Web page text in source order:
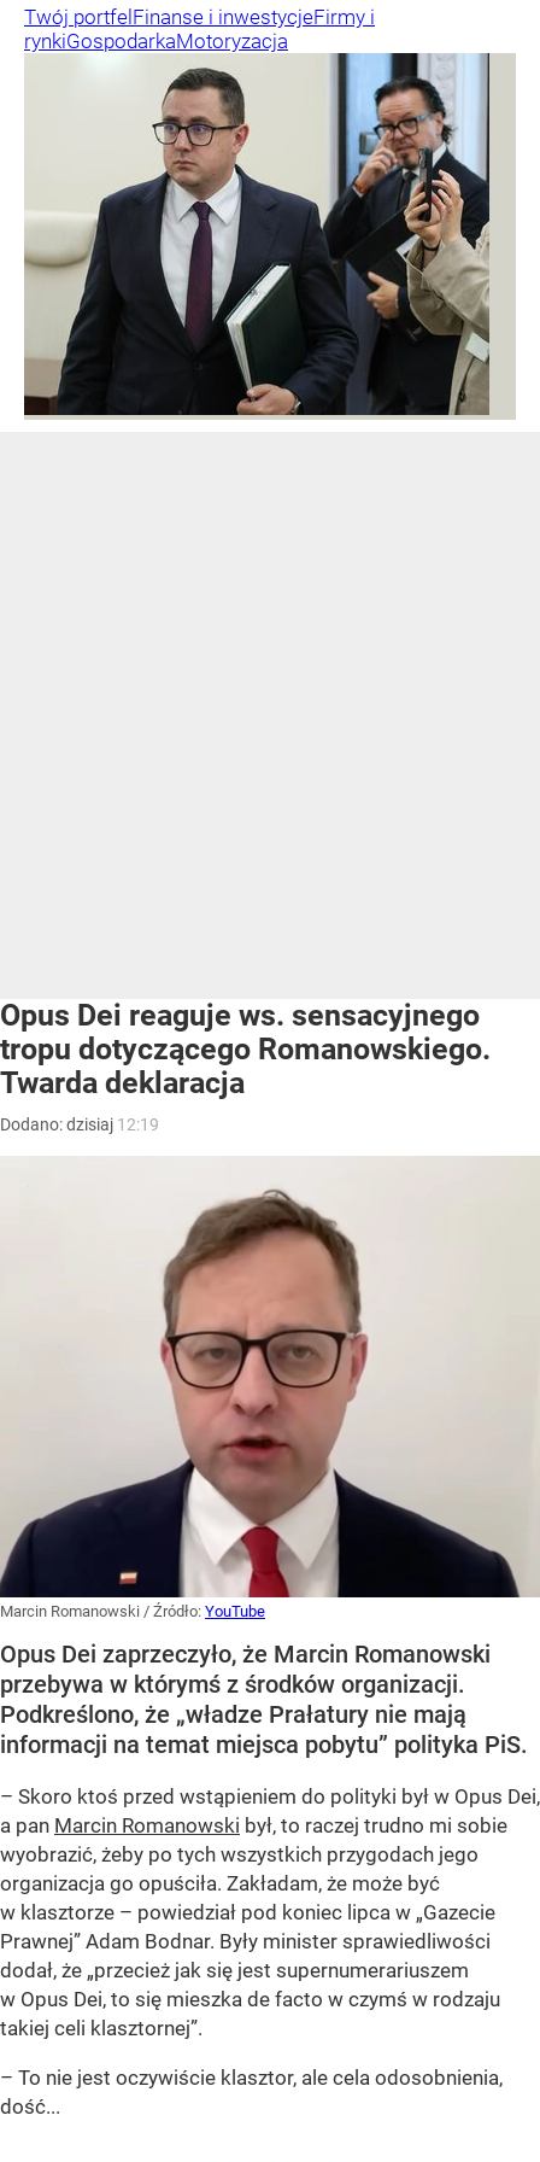
Twój portfel Finanse i inwestycjeFirmy i
rynkiGospodarkaMotoryzacja
Opus Dei reaguje ws. sensacyjnego
tropu dotyczącego Romanowskiego.
Twarda deklaracja
Dodano:dzisiaj 12:19
Marcin Romanowski / Źródło: YouTube
Opus Dei zaprzeczyło, że Marcin Romanowski
przebywa w którymś z środków organizacji.
Podkreślono, że „władze Prałatury nie mają
informacji na temat miejsca pobytu” polityka PiS.
– Skoro ktoś przed wstąpieniem do polityki był w Opus Dei,
a pan Marcin Romanowski był, to raczej trudno mi sobie
wyobrazić, żeby po tych wszystkich przygodach jego
organizacja go opuściła. Zakładam, że może być
w klasztorze – powiedział pod koniec lipca w „Gazecie
Prawnej” Adam Bodnar. Były minister sprawiedliwości
dodał, że „przecież jak się jest supernumerariuszem
w Opus Dei, to się mieszka de facto w czymś w rodzaju
takiej celi klasztornej”.
– To nie jest oczywiście klasztor, ale cela odosobnienia,
dość...